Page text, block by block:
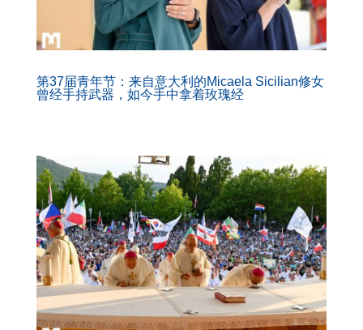
第37届青年节：来自意大利的Micaela Sicilian修女
曾经手持武器，如今手中拿着玫瑰经